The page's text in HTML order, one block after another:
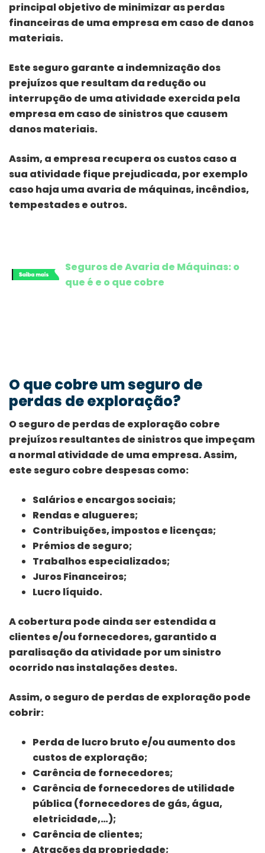
principal objetivo de minimizar as perdas
financeiras de uma empresa em caso de danos
materiais.
Este seguro garante a indemnização dos
prejuízos que resultam da redução ou
interrupção de uma atividade exercida pela
empresa em caso de sinistros que causem
danos materiais.
Assim, a empresa recupera os custos caso a
sua atividade fique prejudicada, por exemplo
caso haja uma avaria de máquinas, incêndios,
tempestades e outros.
Seguros de Avaria de Máquinas: o
que é e o que cobre
O que cobre um seguro de
perdas de exploração?
O seguro de perdas de exploração cobre
prejuízos resultantes de sinistros que impeçam
a normal atividade de uma empresa. Assim,
este seguro cobre despesas como:
Salários e encargos sociais;
Rendas e alugueres;
Contribuições, impostos e licenças;
Prémios de seguro;
Trabalhos especializados;
Juros Financeiros;
Lucro líquido.
A cobertura pode ainda ser estendida a
clientes e/ou fornecedores, garantido a
paralisação da atividade por um sinistro
ocorrido nas instalações destes.
Assim, o seguro de perdas de exploração pode
cobrir:
Perda de lucro bruto e/ou aumento dos
custos de exploração;
Carência de fornecedores;
Carência de fornecedores de utilidade
pública (fornecedores de gás, água,
eletricidade,…);
Carência de clientes;
Atrações da propriedade;